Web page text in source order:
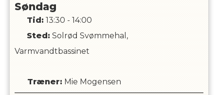
Søndag
Tid: 13:30 - 14:00
Sted: Solrød Svømmehal,
Varmvandtbassinet
Træner: Mie Mogensen